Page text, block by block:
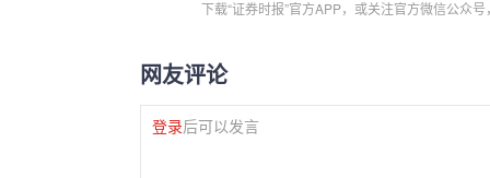
下载“证券时报”官方APP，或关注官方微信公众
网友评论
登录后可以发言